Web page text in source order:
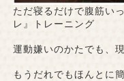
ただ寝るだけで腹筋
レ』トレーニング
運動嫌いのかたでも、
もうだれでもほんとに